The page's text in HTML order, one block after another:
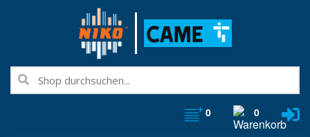
0 0